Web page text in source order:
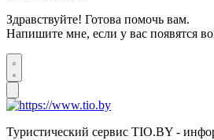
Здравствуйте! Готова помочь вам.
Напишите мне, если у вас появятся
Туристический сервис TIO.BY -